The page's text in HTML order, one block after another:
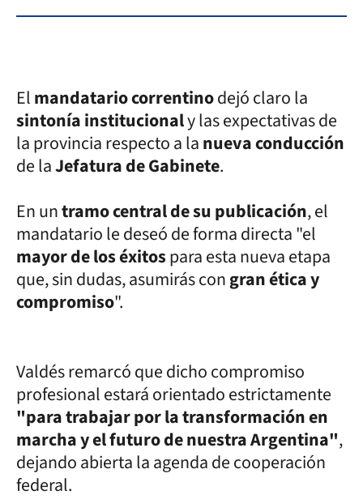
Elmandatario correntinodejó claro la
sintonía institucionaly las expectativas de
la provincia respecto a lanueva conducción
de laJefatura de Gabinete.
En untramo central de su publicación, el
mandatario le deseó de forma directa "el
mayor de los éxitospara esta nueva etapa
que, sin dudas, asumirás congran ética y
compromiso".
Valdés remarcó que dicho compromiso
profesional estará orientado estrictamente
"para trabajar por la transformación en
marcha y el futuro de nuestra Argentina",
dejando abierta la agenda de cooperación
federal.